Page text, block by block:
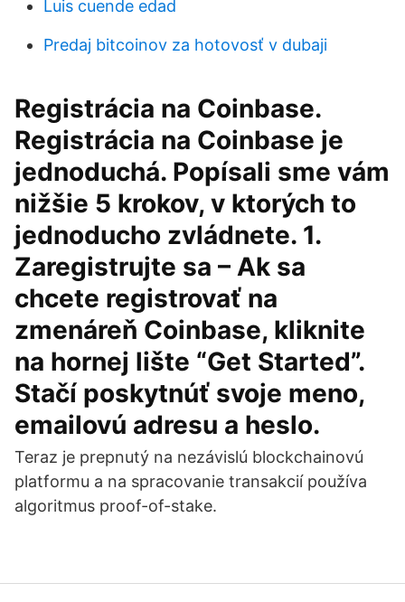
Luis cuende edad
Predaj bitcoinov za hotovosť v dubaji
Registrácia na Coinbase.
Registrácia na Coinbase je
jednoduchá. Popísali sme vám
nižšie 5 krokov, v ktorých to
jednoducho zvládnete. 1.
Zaregistrujte sa – Ak sa
chcete registrovať na
zmenáreň Coinbase, kliknite
na hornej lište “Get Started”.
Stačí poskytnúť svoje meno,
emailovú adresu a heslo.
Teraz je prepnutý na nezávislú blockchainovú
platformu a na spracovanie transakcií používa
algoritmus proof-of-stake.